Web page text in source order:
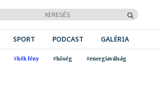
SPORT PODCAST GALÉRIA
#kék fény #hőség #energiaválság